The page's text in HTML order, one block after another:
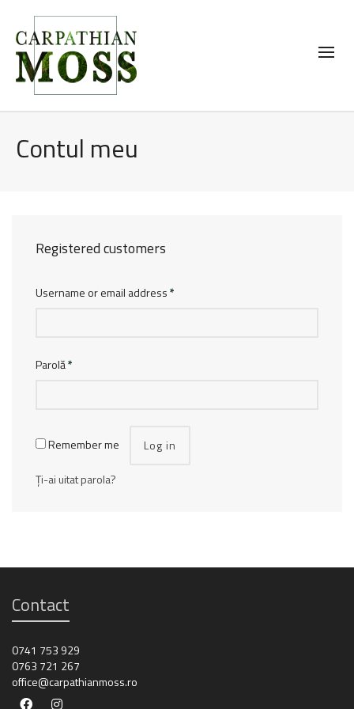
Contul meu
Registered customers
Username or email address*
Parolă*
Remember me Log in
Ți-ai uitat parola?
Contact
0741 753 929
0763 721 267
office@carpathianmoss.ro